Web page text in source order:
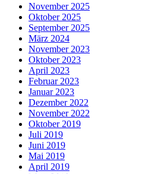
November 2025
Oktober 2025
September 2025
März 2024
November 2023
Oktober 2023
April 2023
Februar 2023
Januar 2023
Dezember 2022
November 2022
Oktober 2019
Juli 2019
Juni 2019
Mai 2019
April 2019